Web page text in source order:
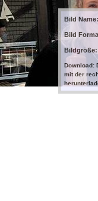
Bild Name:
Bild
Bildgröße:
Download:
mit der